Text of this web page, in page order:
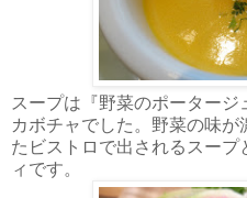
スープは『野菜のポーター
カボチャでした。野菜の味
たビストロで出されるスー
ィです。